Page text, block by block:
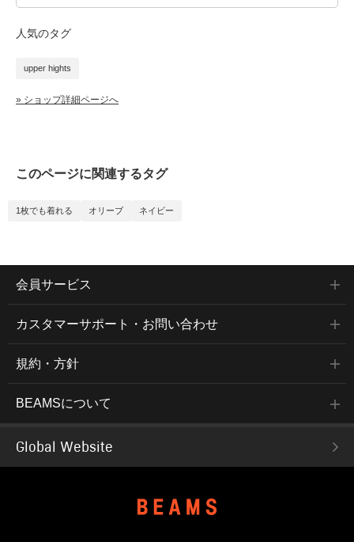
人気のタグ
upper hights
» ショップ詳細ページへ
このページに関連するタグ
1枚でも着れる オリーブ ネイビー
会員サービス
カスタマーサポート・お問い合わせ
規約・方針
BEAMSについて
Global Website